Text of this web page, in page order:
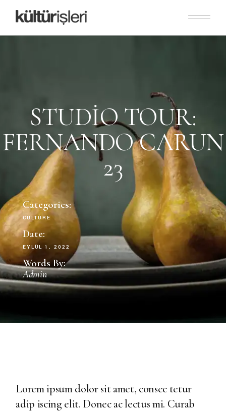
STUDIO TOUR:
FERNANDO CARUN
23
Categories:
CULTURE
Date:
EYLÜL 1, 2022
Words By:
Admin
Lorem ipsum dolor sit amet, consec tetur
adip iscing elit. Donec ac lectus mi. Curab